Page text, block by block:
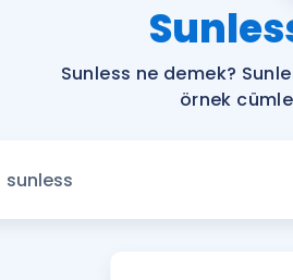
Sunless ne demek?
örnek